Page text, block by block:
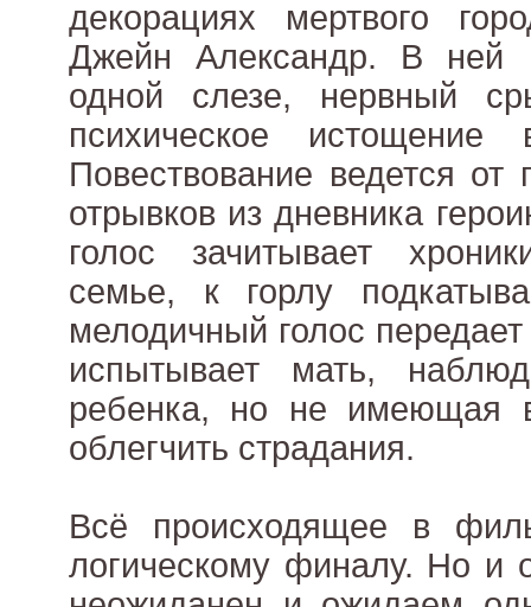
декорациях мертвого
Джейн Александр. В ней
одной слезе, нервный
психическое
Повествование ведется
отрывков из дневника
голос зачитывает
семье, к горлу
мелодичный голос
испытывает мать,
ребенка, но не имеющая
облегчить страдания.
Всё происходящее в
логическому финалу. Но и